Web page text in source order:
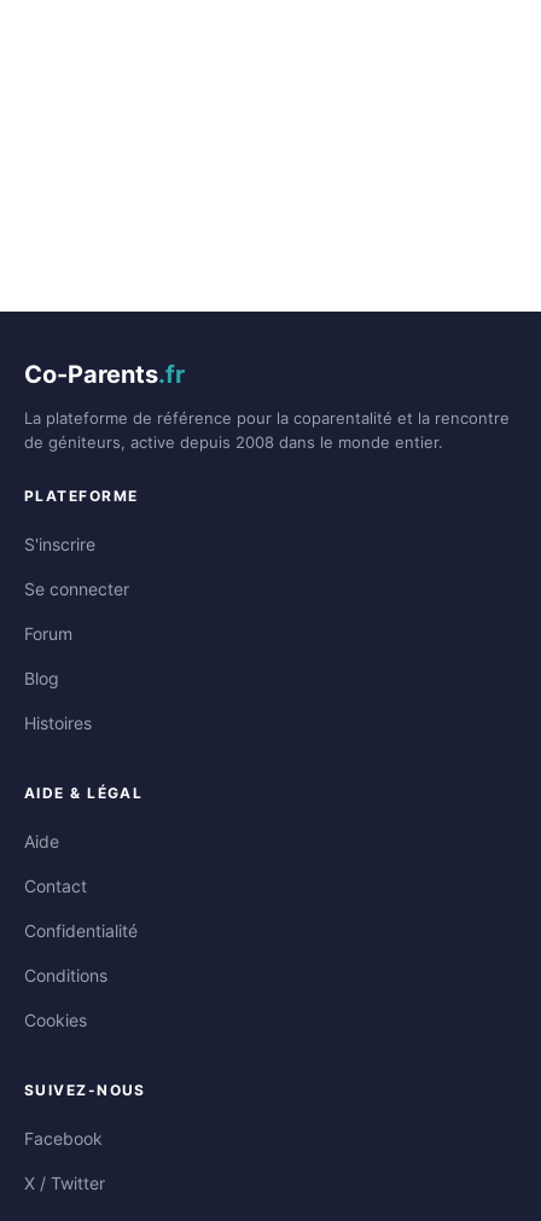
Co-Parents.fr
La plateforme de référence pour la coparentalité et la rencontre
de géniteurs, active depuis 2008 dans le monde entier.
PLATEFORME
S'inscrire
Se connecter
Forum
Blog
Histoires
AIDE & LÉGAL
Aide
Contact
Confidentialité
Conditions
Cookies
SUIVEZ-NOUS
Facebook
X / Twitter